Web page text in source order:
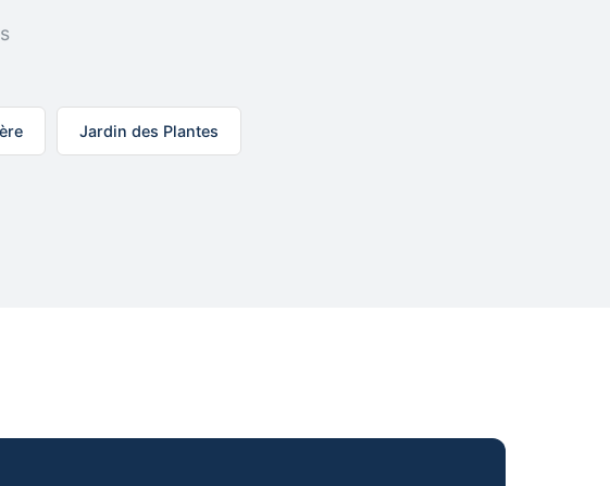
Jardin des Plantes